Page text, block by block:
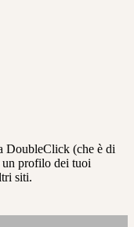
DoubleClick (che è di
un profilo dei tuoi
siti.